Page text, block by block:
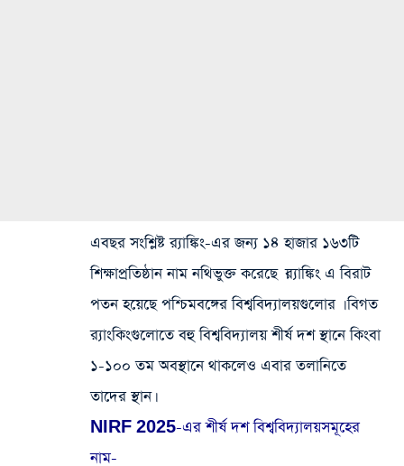
এবছর সংশ্লিষ্ট র‍্যাঙ্কিং-এর জন্য ১৪ হাজার ১৬৩টি
শিক্ষাপ্রতিষ্ঠান নাম নথিভুক্ত করেছে ।র‍্যাঙ্কিং এ বিরাট
পতন হয়েছে পশ্চিমবঙ্গের বিশ্ববিদ্যালয়গুলোর । বিগত
র‌্যাংকিংগুলোতে বহু বিশ্ববিদ্যালয় শীর্ষ দশ স্থানে কিংবা
১-১০০ তম অবস্থানে থাকলেও এবার তলানিতে
তাদের স্থান।
NIRF 2025-এর শীর্ষ দশ বিশ্ববিদ্যালয়সমূহের
নাম-